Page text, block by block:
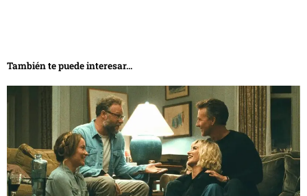
También te puede interesar...